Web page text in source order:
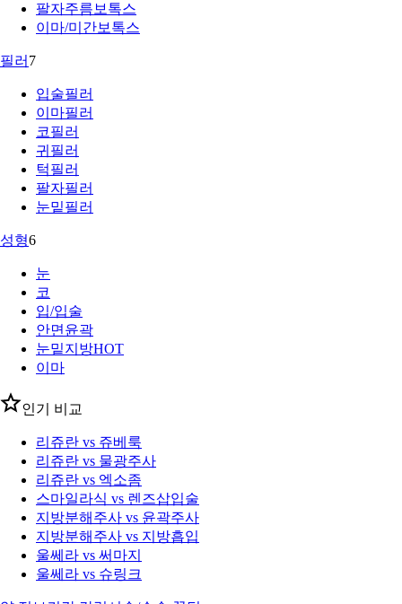
팔자주름보톡스
이마/미간보톡스
필러 7
입술필러
이마필러
코필러
귀필러
턱필러
팔자필러
눈밑필러
성형6
눈
코
입/입술
안면윤곽
눈밑지방HOT
이마
인기 비교
리쥬란 vs 쥬베룩
리쥬란 vs 물광주사
리쥬란 vs 엑소좀
스마일라식 vs 렌즈삽입술
지방분해주사 vs 윤곽주사
지방분해주사 vs 지방흡입
울쎄라 vs 써마지
울쎄라 vs 슈링크